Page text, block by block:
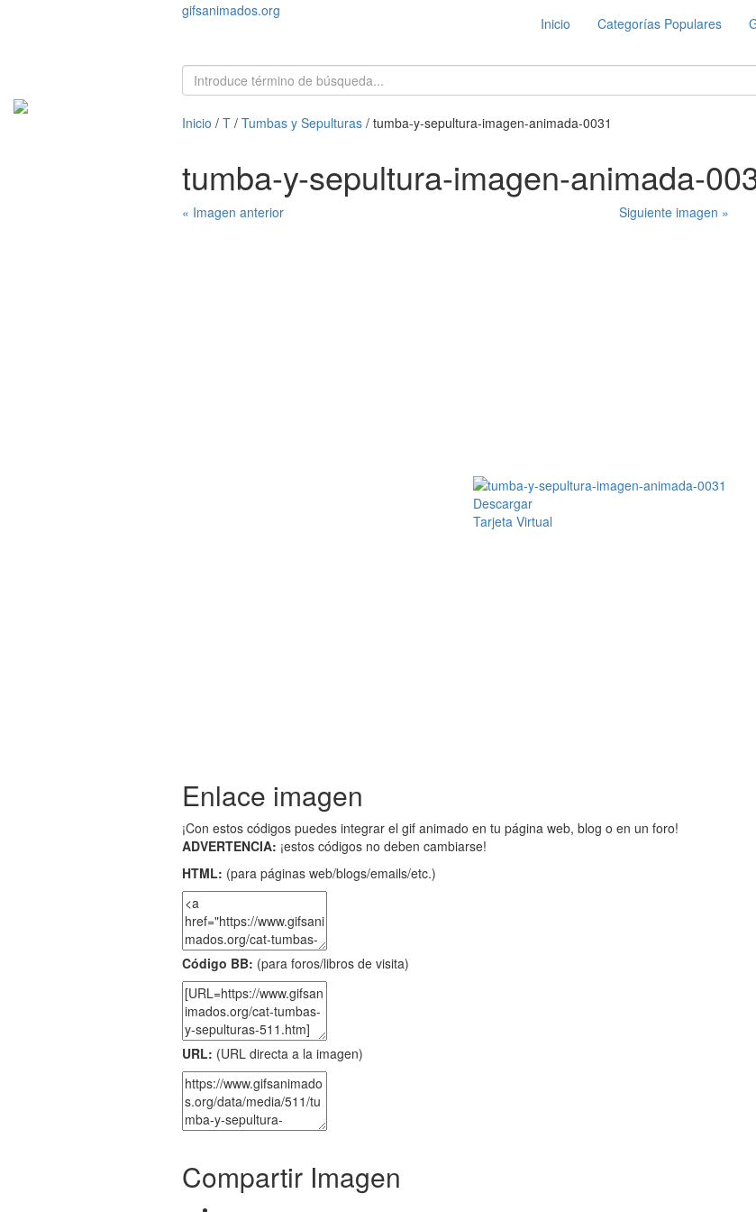
gifsanimados.org
Inicio Categorías Populares
Inicio / T / Tumbas y Sepulturas / tumba-y-sepultura-imagen-animada-0031
tumba-y-sepultura-imagen-animada-
« Imagen anterior Siguiente imagen »
Descargar
Tarjeta Virtual
Enlace imagen
¡Con estos códigos puedes integrar el gif animado en tu página web, blog o en un foro!
ADVERTENCIA: ¡estos códigos no deben cambiarse!
HTML: (para páginas web/blogs/emails/etc.)
Código BB: (para foros/libros de visita)
URL: (URL directa a la imagen)
Compartir Imagen